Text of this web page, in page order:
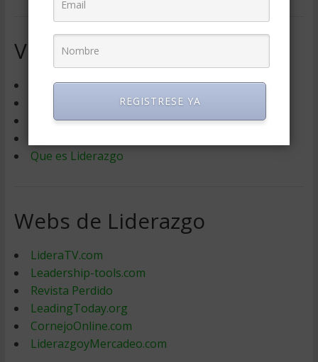
Videos de Liderazgo
Liderazgo en la Empresa Familiar
El trabajo en equipo y los gansos
El poder de la actitud: reflexion
Que es Liderazgo
Webs de Liderazgo
LideraTV.com
Leadership-tools.com
Revista Perdido
LeadingToday.org
CornejoOnline.com
LiderazgoyMercadeo.com
REGISTRESE YA